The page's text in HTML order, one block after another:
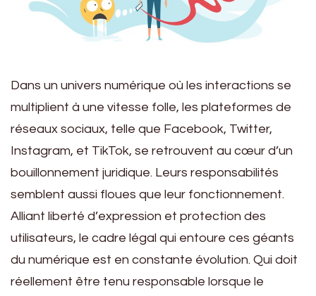
Dans un univers numérique où les interactions se
multiplient à une vitesse folle, les plateformes de
réseaux sociaux, telle que Facebook, Twitter,
Instagram, et TikTok, se retrouvent au cœur d’un
bouillonnement juridique. Leurs responsabilités
semblent aussi floues que leur fonctionnement.
Alliant liberté d’expression et protection des
utilisateurs, le cadre légal qui entoure ces géants
du numérique est en constante évolution. Qui doit
réellement être tenu responsable lorsque le